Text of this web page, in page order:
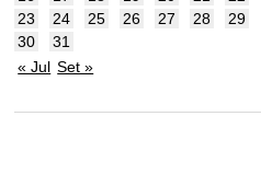
23
24 25 26 27 28
29
30
31
« Jul Set »